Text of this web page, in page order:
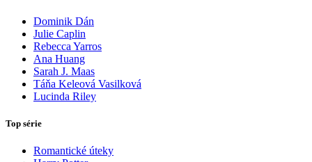
Dominik Dán
Julie Caplin
Rebecca Yarros
Ana Huang
Sarah J. Maas
Táňa Keleová Vasilková
Lucinda Riley
Top série
Romantické úteky